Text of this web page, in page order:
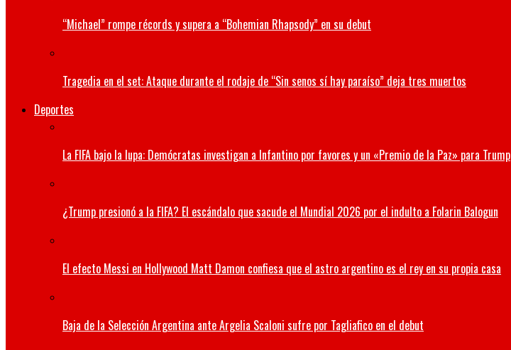
“Michael” rompe récords y supera a “Bohemian Rhapsody” en su debut
Tragedia en el set: Ataque durante el rodaje de “Sin senos sí hay paraíso” deja tres muertos
Deportes
La FIFA bajo la lupa: Demócratas investigan a Infantino por favores y un «Premio de la Paz» para Trump
¿Trump presionó a la FIFA? El escándalo que sacude el Mundial 2026 por el indulto a Folarin Balogun
El efecto Messi en Hollywood Matt Damon confiesa que el astro argentino es el rey en su propia casa
Baja de la Selección Argentina ante Argelia Scaloni sufre por Tagliafico en el debut